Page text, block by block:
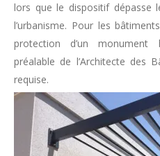
lors que le dispositif dépasse
l’urbanisme. Pour les
protection d’un monument
préalable de l’Architecte des
requise.